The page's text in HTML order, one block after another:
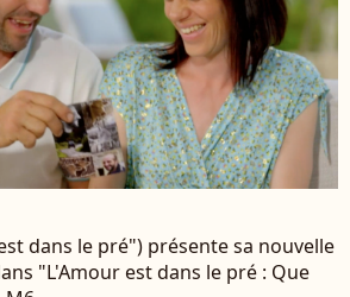
dans le pré") présente sa nouvelle
"L'Amour est dans le pré : Que